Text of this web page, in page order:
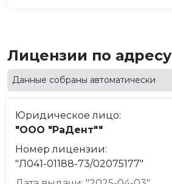
Лицензии по адресу
Данные собраны автоматически
Юридическое лицо:
"ООО "РаДент""
Номер лицензии:
"Л041-01188-73/02075177"